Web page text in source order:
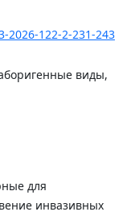
2026-122-2-231-243
виды,
для
инвазивных